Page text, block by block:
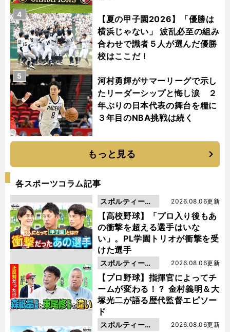
【夏の甲子園2026】「優勝は
横浜じゃない」 波乱必至の組み
合わせで識者５人が選んだ優勝
校はここだ！
4
河村勇輝がサマーリーグで示し
たリーダーシップと悔し涙 ２
年ぶりの日本代表の舞台を糧に
３年目のNBA挑戦は続く
5
もっと見る
各スポーツコラム記事
【高校野球】「プロ入り後もあ
の衝撃を超える選手はいな
い」。PL学園トリオが衝撃を受
けた選手
2026.08.06更新
スポルティーバ
動画
【プロ野球】指揮官によってチ
ームが変わる！？ 金村義明＆大
塚光二が語る歴代監督エピソー
ド
2026.08.06更新
スポルティーバ
動画
2026.08.06更新
スポルティーバ